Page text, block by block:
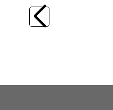
OKIOKI Mx-1000 Şerit